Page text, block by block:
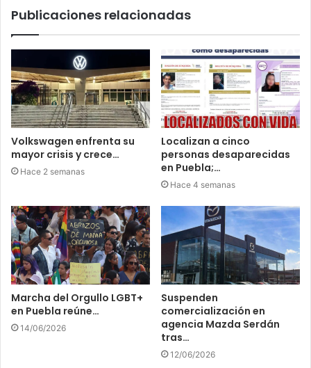
Publicaciones relacionadas
Volkswagen enfrenta su
mayor crisis y crece…
Hace 2 semanas
Localizan a cinco
personas desaparecidas
en Puebla;…
Hace 4 semanas
Marcha del Orgullo LGBT+
en Puebla reúne…
14/06/2026
Suspenden
comercialización en
agencia Mazda Serdán
tras…
12/06/2026